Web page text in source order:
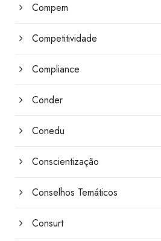
Compem
Competitividade
Compliance
Conder
Conedu
Conscientização
Conselhos Temáticos
Consurt